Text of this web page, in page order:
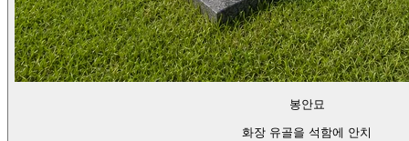
봉안묘
화장 유골을 석함에 안치